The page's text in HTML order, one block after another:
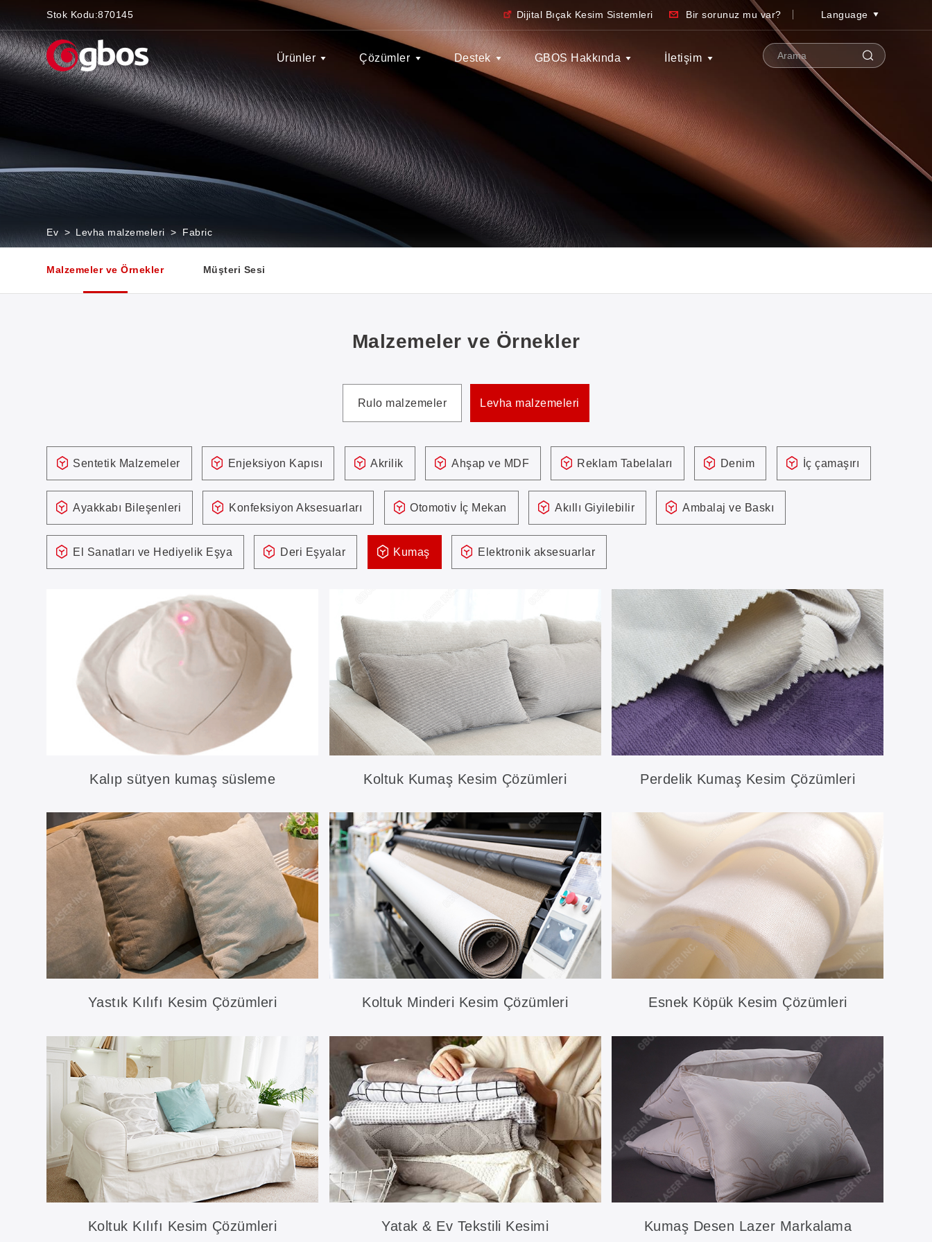
Stok Kodu:870145 Dijital Bıçak Kesim Sistemleri Bir sorunuz mu var? Language
Ürünler Çözümler Destek GBOS Hakkında İletişim
Ev > Levha malzemeleri > Fabric
Malzemeler ve Örnekler Müşteri Sesi
Malzemeler ve Örnekler
Rulo malzemeler Levha malzemeleri
Sentetik Malzemeler Enjeksiyon Kapısı Akrilik Ahşap ve MDF Reklam Tabelaları Denim İç çamaşırı
Ayakkabı Bileşenleri Konfeksiyon Aksesuarları Otomotiv İç Mekan Akıllı Giyilebilir Ambalaj ve Baskı
El Sanatları ve Hediyelik Eşya Deri Eşyalar Kumaş Elektronik aksesuarlar
Kalıp sütyen kumaş süsleme Koltuk Kumaş Kesim Çözümleri Perdelik Kumaş Kesim Çözümleri
Yastık Kılıfı Kesim Çözümleri Koltuk Minderi Kesim Çözümleri Esnek Köpük Kesim Çözümleri
Koltuk Kılıfı Kesim Çözümleri Yatak & Ev Tekstili Kesimi Kumaş Desen Lazer Markalama